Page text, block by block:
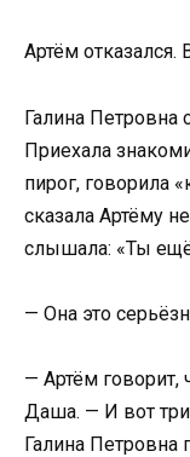
Артём
Галина Петровна
Приехала
пирог, говорила
сказала Артёму
слышала: «Ты
— Она это
— Артём говорит,
Даша. — И вот три
Галина Петровна